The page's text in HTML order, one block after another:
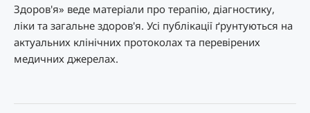
Здоров'я» веде матеріали про терапію, діагностику,
ліки та загальне здоров'я. Усі публікації ґрунтуються на
актуальних клінічних протоколах та перевірених
медичних джерелах.